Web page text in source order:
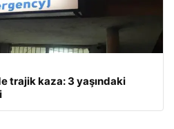
trajik kaza: 3 yaşındaki